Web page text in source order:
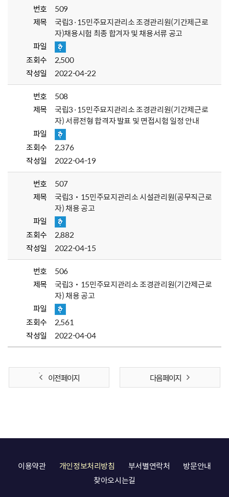
번호
509
제목
국립3·15민주묘지관리소 조경관리원(기간제근로
자)채용시험 최종 합겨자 및 채용서류 공고
파일
조회수
2,500
작성일
2022-04-22
번호
508
제목
국립3·15민주묘지관리소 조경관리원(기간제근로
자) 서류전형 합격자 발표 및 면접시험 일정 안내
파일
조회수
2,376
작성일
2022-04-19
번호
507
제목
국립3˙15민주묘지관리소 시설관리원(공무직근로
자) 채용 공고
파일
조회수
2,882
작성일
2022-04-15
번호
506
제목
국립3˙15민주묘지관리소 조경관리원(기간제근로
자) 채용 공고
파일
조회수
2,561
작성일
2022-04-04
이전 페이지 다음 페이지
이용약관 개인정보처리방침 부서별연락처
방문안내
찾아오시는길